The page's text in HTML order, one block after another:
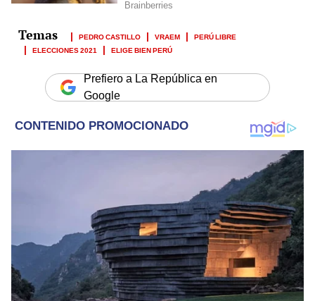
PEDRO CASTILLO VRAEM
PERÚ LIBRE
ELECCIONES 2021
ELIGE BIEN PERÚ
Prefiero a La República en
Google